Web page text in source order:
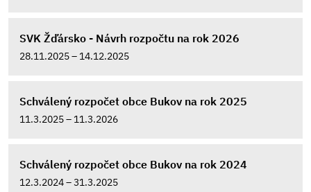
SVK Žďársko - Návrh rozpočtu na rok 2026
28.11.2025 – 14.12.2025
Schválený rozpočet obce Bukov na rok 2025
11.3.2025 – 11.3.2026
Schválený rozpočet obce Bukov na rok 2024
12.3.2024 – 31.3.2025